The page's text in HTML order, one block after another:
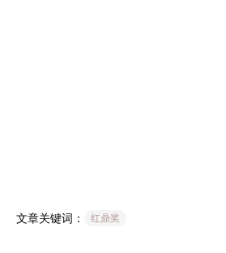
文章关键词： 红鼎奖